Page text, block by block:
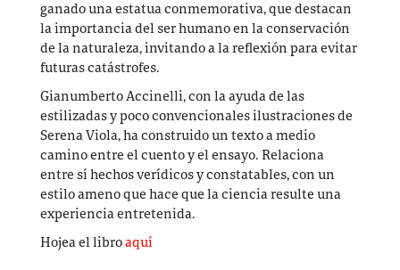
ganado una estatua conmemorativa, que destacan
la importancia del ser humano en la conservación
de la naturaleza, invitando a la reflexión para evitar
futuras catástrofes.
Gianumberto Accinelli, con la ayuda de las
estilizadas y poco convencionales ilustraciones de
Serena Viola, ha construido un texto a medio
camino entre el cuento y el ensayo. Relaciona
entre sí hechos verídicos y constatables, con un
estilo ameno que hace que la ciencia resulte una
experiencia entretenida.
Hojea el libroaquí